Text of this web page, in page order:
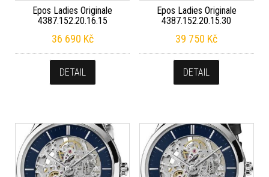
Epos Ladies Originale
4387.152.20.16.15
36 690 Kč
DETAIL
Epos Ladies Originale
4387.152.20.15.30
39 750 Kč
DETAIL